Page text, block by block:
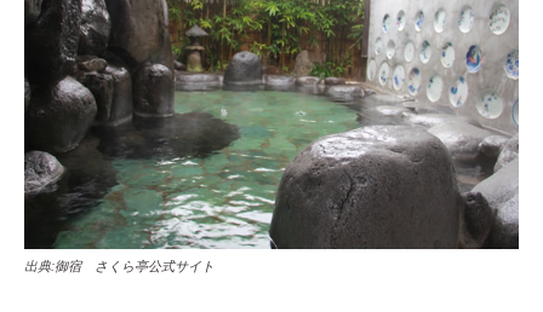
出典:御宿 さくら亭公式サイト